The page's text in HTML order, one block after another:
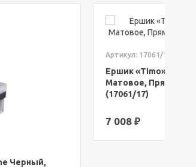
Ершик «Timo» Selene Золото
Матовое, Прямоугольный
(17061/17)
7 008 ₽